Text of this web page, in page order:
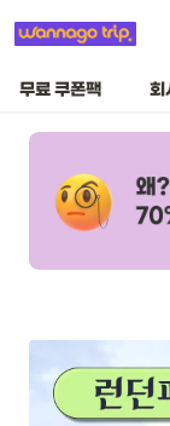
무료 쿠폰팩 회